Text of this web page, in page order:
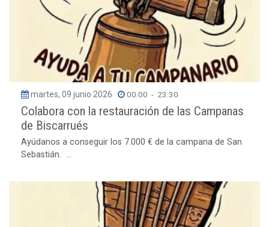
martes, 09 junio 2026 00:00 - 23:30
Colabora con la restauración de las Campanas
de Biscarrués
Ayúdanos a conseguir los 7.000 € de la campana de San
Sebastián. ...